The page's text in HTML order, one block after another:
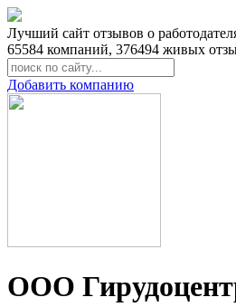
Лучший сайт отзывов о
65584 компаний, 376494 живых
Добавить компанию
ООО